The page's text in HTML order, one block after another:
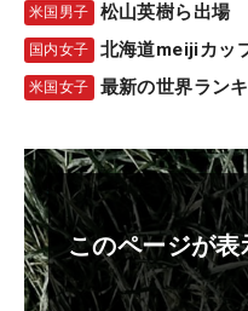
米国男子 松山英樹ら出場
国内女子 北海道meijiカッ
米国女子 最新の世界ラン
このページが